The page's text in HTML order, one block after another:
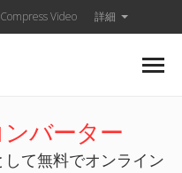
Compress Video 詳細
ンバーター
して無料でオンライン